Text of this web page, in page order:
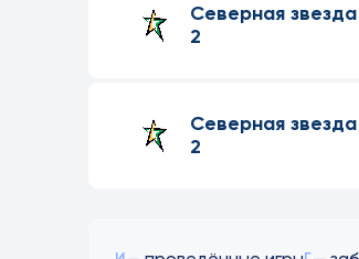
Северная
2
Северная
2